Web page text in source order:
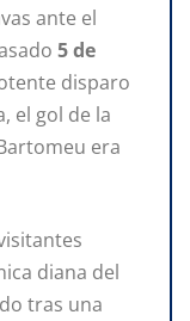
ante el
5 de
disparo
el gol de la
era
diana del
tras una